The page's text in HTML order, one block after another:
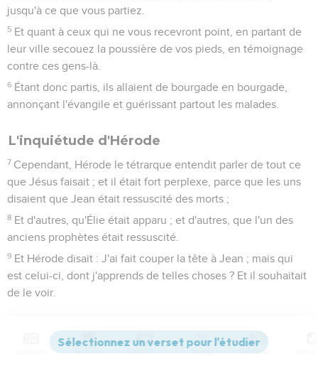
jusqu'à ce que vous partiez.
5 Et quant à ceux qui ne vous recevront point, en partant de
leur ville secouez la poussière de vos pieds, en témoignage
contre ces gens-là.
6 Étant donc partis, ils allaient de bourgade en bourgade,
annonçant l'évangile et guérissant partout les malades.
L'inquiétude d'Hérode
7 Cependant, Hérode le tétrarque entendit parler de tout ce
que Jésus faisait ; et il était fort perplexe, parce que les uns
disaient que Jean était ressuscité des morts ;
8 Et d'autres, qu'Élie était apparu ; et d'autres, que l'un des
anciens prophètes était ressuscité.
9 Et Hérode disait : J'ai fait couper la tête à Jean ; mais qui
est celui-ci, dont j'apprends de telles choses ? Et il souhaitait
de le voir.
Jésus nourrit cinq mille hommes
Les apôtres étant de retour, racontèrent à Jésus tout ce
Versions Commentaires Strong